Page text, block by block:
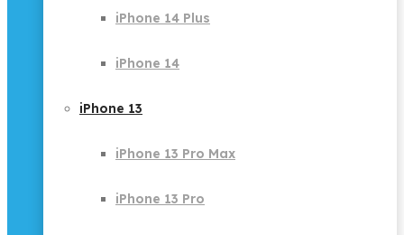
iPhone 14 Plus
iPhone 14
iPhone 13
iPhone 13 Pro Max
iPhone 13 Pro